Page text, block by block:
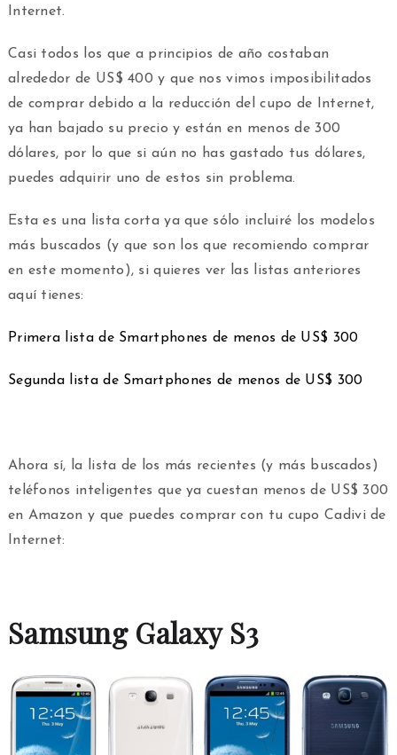
Internet.
Casi todos los que a principios de año costaban
alrededor de US$ 400 y que nos vimos imposibilitados
de comprar debido a la reducción del cupo de Internet,
ya han bajado su precio y están en menos de 300
dólares, por lo que si aún no has gastado tus dólares,
puedes adquirir uno de estos sin problema.
Esta es una lista corta ya que sólo incluiré los modelos
más buscados (y que son los que recomiendo comprar
en este momento), si quieres ver las listas anteriores
aquí tienes:
Primera lista de Smartphones de menos de US$ 300
Segunda lista de Smartphones de menos de US$ 300
Ahora sí, la lista de los más recientes (y más buscados)
teléfonos inteligentes que ya cuestan menos de US$ 300
en Amazon y que puedes comprar con tu cupo Cadivi de
Internet:
Samsung Galaxy S3